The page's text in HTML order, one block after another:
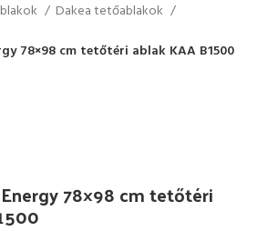
Dakea tetőablakok
78×98 cm tetőtéri ablak KAA B1500
78×98 cm tetőtéri